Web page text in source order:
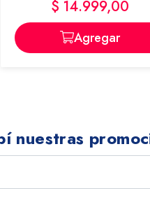
$ 14.999,00
Agregar
nuestras